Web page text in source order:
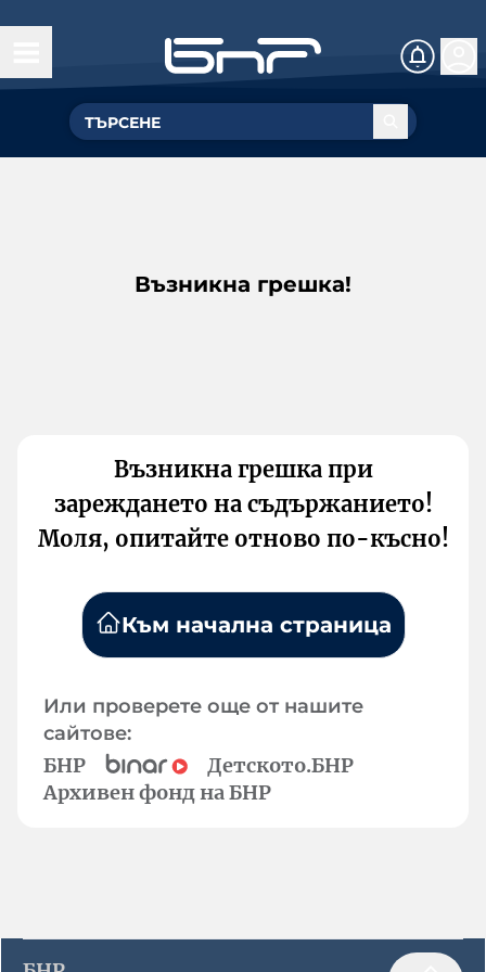
Възникна грешка!
Възникна грешка при
зареждането на съдържанието!
Моля, опитайте отново по-късно!
Към начална страница
Или проверете още от нашите
сайтове:
БНР
Детското.БНР
Архивен фонд на БНР